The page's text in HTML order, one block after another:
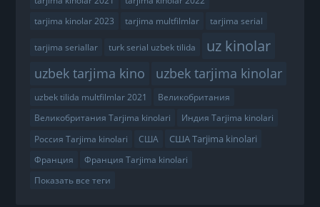
tarjima kinolar 2023
tarjima multfilmlar tarjima serial
tarjima seriallar turk serial uzbek tilida uz kinolar
uzbek tarjima kino uzbek tarjima kinolar
uzbek tilida multfilmlar 2021
Великобритания
Великобритания Tarjima kinolari
Индия Tarjima kinolari
Россия Tarjima kinolari
США США Tarjima kinolari
Франция
Франция Tarjima kinolari
Показать все теги